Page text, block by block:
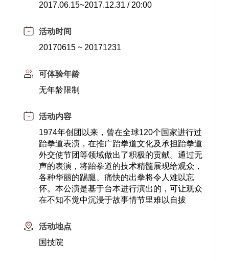
2017.06.15~2017.12.31 / 20:00
活动时间
20170615 ~ 20171231
可体验年龄
无年龄限制
活动内容
1974年创团以来，曾在全球120个国家进行过
跆拳道表演，在推广跆拳道文化及承担跆拳道
外交使节团等领域做出了积极的贡献。通过无
声的表演，将跆拳道的技术精髓展现给观众，
各种华丽的踢腿、痛快的出拳将令人难以忘
怀。本公演是基于台本进行演出的，可让观众
在不知不觉中沉浸于故事情节里难以自拔
活动地点
国技院